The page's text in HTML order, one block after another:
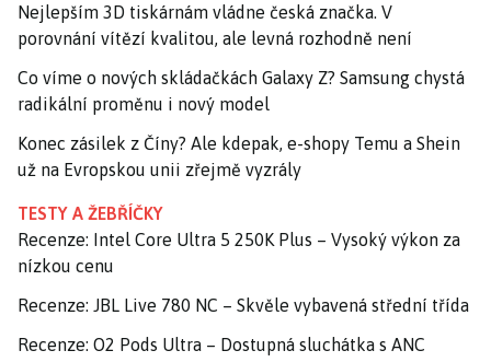
Nejlepším 3D tiskárnám vládne česká značka. V
porovnání vítězí kvalitou, ale levná rozhodně není
Co víme o nových skládačkách Galaxy Z? Samsung chystá
radikální proměnu i nový model
Konec zásilek z Číny? Ale kdepak, e-shopy Temu a Shein
už na Evropskou unii zřejmě vyzrály
TESTY A ŽEBŘÍČKY
Recenze: Intel Core Ultra 5 250K Plus – Vysoký výkon za
nízkou cenu
Recenze: JBL Live 780 NC – Skvěle vybavená střední třída
Recenze: O2 Pods Ultra – Dostupná sluchátka s ANC